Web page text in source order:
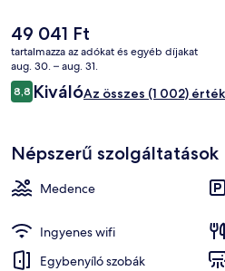
melletti bár, fitneszlétesítmény és
jónak tartják a hely következó
tömegközlekedés rövid sétával
villamosmegálló 5 perc, Ca l'Aranyó
séta.
A
jelenlegi
ár
49 041 Ft
49 041 Ft
tartalmazza az adókat és egyéb díjakat
aug. 30. – aug. 31.
Értékelések
8,88,8 ennyiből: 10
KiválóAz összes (1 002)
Népszerű szolgáltatások
Medence
Ingyenes wifi
Egybenyíló szobák